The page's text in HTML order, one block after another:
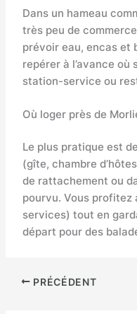
Dans un hameau
très peu de
prévoir eau, encas et
repérer à l’avance
station-service ou
Où loger près de
Le plus pratique est
(gîte, chambre
de rattachement ou
pourvu. Vous
services) tout en
départ pour des
PRÉCÉDENT